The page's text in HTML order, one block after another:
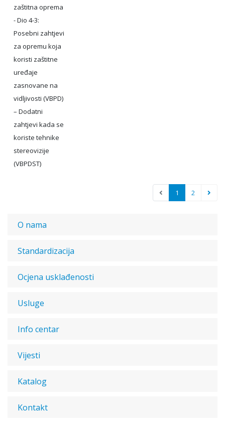
zaštitna oprema
- Dio 4-3:
Posebni zahtjevi
za opremu koja
koristi zaštitne
uređaje
zasnovane na
vidljivosti (VBPD)
– Dodatni
zahtjevi kada se
koriste tehnike
stereovizije
(VBPDST)
1 2
O nama
Standardizacija
Ocjena usklađenosti
Usluge
Info centar
Vijesti
Katalog
Kontakt